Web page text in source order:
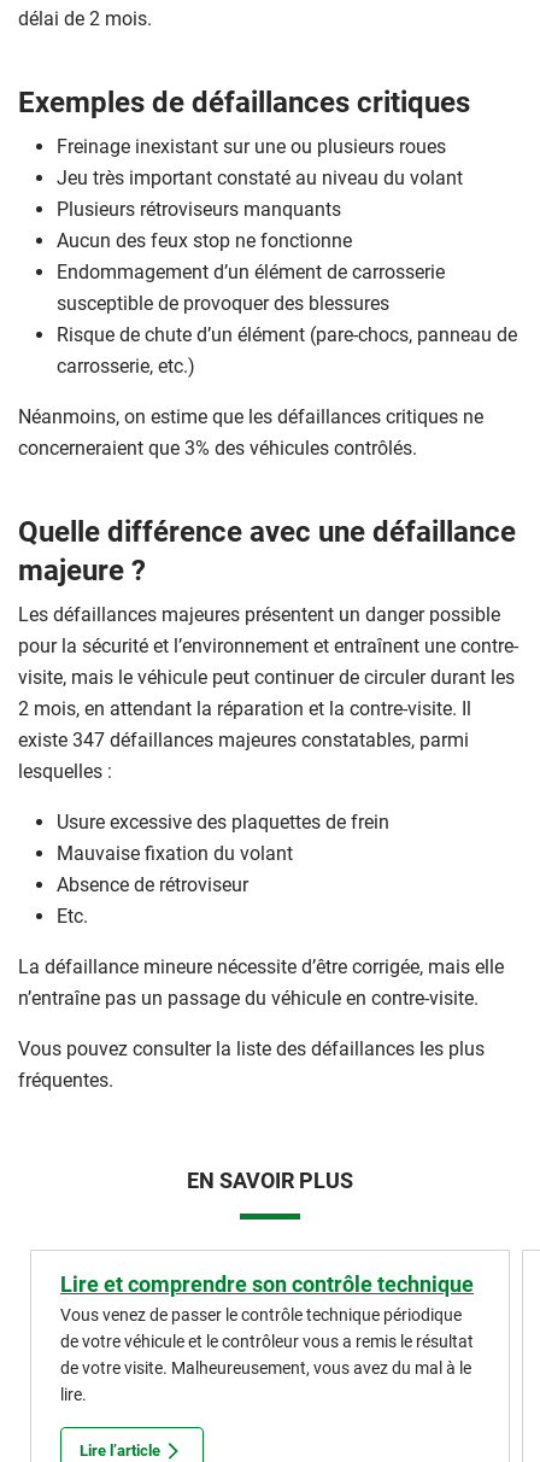
délai de 2 mois.
Exemples de défaillances critiques
Freinage inexistant sur une ou plusieurs roues
Jeu très important constaté au niveau du volant
Plusieurs rétroviseurs manquants
Aucun des feux stop ne fonctionne
Endommagement d’un élément de carrosserie
susceptible de provoquer des blessures
Risque de chute d’un élément (pare-chocs, panneau de
carrosserie, etc.)
Néanmoins, on estime que les défaillances critiques ne
concerneraient que 3% des véhicules contrôlés.
Quelle différence avec une défaillance
majeure ?
Les défaillances majeures présentent un danger possible
pour la sécurité et l’environnement et entraînent une contre-
visite, mais le véhicule peut continuer de circuler durant les
2 mois, en attendant la réparation et la contre-visite. Il
existe 347 défaillances majeures constatables, parmi
lesquelles :
Usure excessive des plaquettes de frein
Mauvaise fixation du volant
Absence de rétroviseur
Etc.
La défaillance mineure nécessite d’être corrigée, mais elle
n’entraîne pas un passage du véhicule en contre-visite.
Vous pouvez consulter la liste des défaillances les plus
fréquentes.
EN SAVOIR PLUS
Lire et comprendre son contrôle technique
Vous venez de passer le contrôle technique périodique
de votre véhicule et le contrôleur vous a remis le résultat
de votre visite. Malheureusement, vous avez du mal à le
lire.
Lire l’article